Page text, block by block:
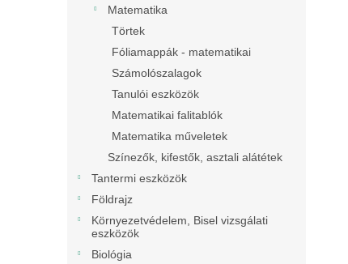
Matematika
Törtek
Fóliamappák - matematikai
Számolószalagok
Tanulói eszközök
Matematikai falitablók
Matematika műveletek
Színezők, kifestők, asztali alátétek
Tantermi eszközök
Földrajz
Környezetvédelem, Bisel vizsgálati
eszközök
Biológia